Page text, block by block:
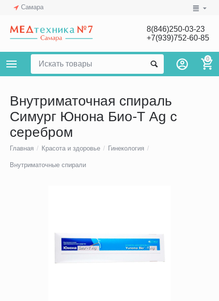
Самара
8(846)250-03-23
+7(939)752-60-85
0
Внутриматочная спираль
Симург Юнона Био-Т Ag с
серебром
Главная / Красота и здоровье / Гинекология /
Внутриматочные спирали